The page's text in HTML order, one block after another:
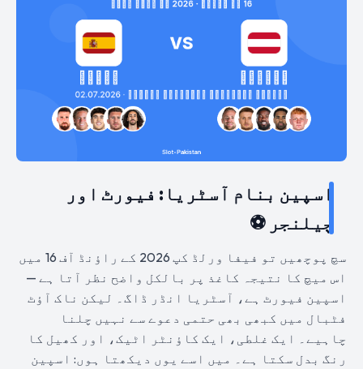
اسپین بنام آسٹریا: فیورٹ اور
چیلنجر ⚽
سچ پوچھیں تو فیفا ورلڈ کپ 2026 کے راؤنڈ آف 16 میں
اس میچ کا نتیجہ کاغذ پر بالکل واضح نظر آتا ہے —
اسپین فیورٹ ہے، آسٹریا انڈر ڈاگ۔ لیکن ناک آؤٹ
فٹبال میں کبھی بھی حتمی دعوے سے نہیں چلنا
چاہیے۔ ایک غلطی، ایک کاؤنٹر اٹیک، اور کھیل کا
رنگ بدل سکتا ہے۔ میں اسے یوں دیکھتا ہوں: اسپین